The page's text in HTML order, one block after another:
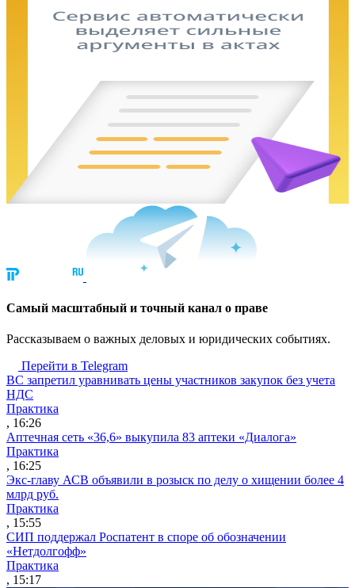
Cамый масштабный и точный канал о праве
Рассказываем о важных деловых и юридических событиях.
Перейти в Telegram
ВС запретил уравнивать цены участников закупок без учета
НДС
Практика
, 16:26
Аптечная сеть «36,6» выкупила 83 аптеки «Диалога»
Практика
, 16:25
Экс-главу АСВ объявили в розыск по делу о хищении более 4
млрд руб.
Практика
, 15:55
СИП поддержал Роспатент в споре об обозначении
«Нетдолгофф»
Практика
, 15:17